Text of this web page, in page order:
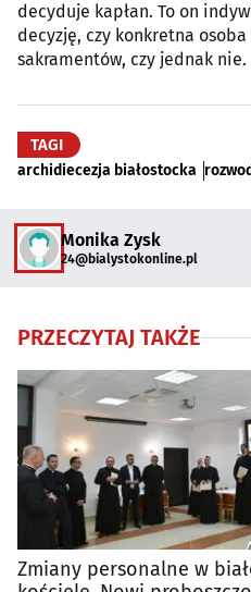
decyduje kapłan. To on
decyzję, czy konkretna
sakramentów, czy jednak nie.
TAGI
archidiecezja białostocka
Monika Zysk
24@bialystokonline.pl
PRZECZYTAJ TAKŻE
Zmiany personalne w